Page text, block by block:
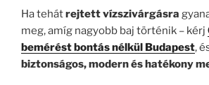
Ha tehátrejtett vízszivárgásra
meg, amíg nagyobb baj történik – kérj
bemérést bontás nélkül Budapest,
biztonságos, modern és hatékony